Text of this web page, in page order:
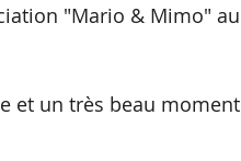
"Mario & Mimo"
et un très beau